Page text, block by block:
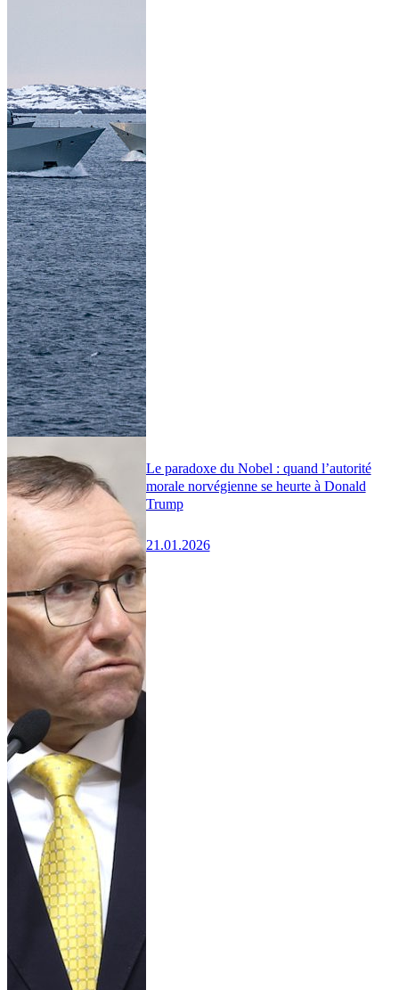
Le paradoxe du Nobel : quand l’autorité
morale norvégienne se heurte à Donald
Trump
21.01.2026